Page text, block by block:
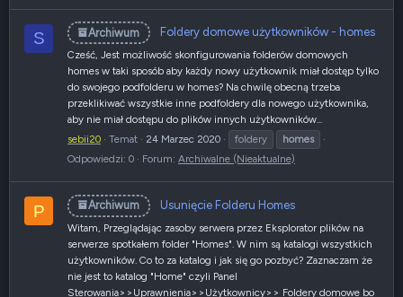
S Archiwum Foldery domowe użytkowników - homes
Cześć, Jest możliwość skonfigurowania folderów domowych
homes w taki sposób aby każdy nowy użytkownik miał dostęp tylko
do swojego podfolderu w homes? Na chwilę obecną trzeba
przeklikiwać wszystkie inne podfoldery dla nowego użytkownika,
aby nie miał dostępu do plików innych użytkowników...
sebii20
Temat 24 Marzec 2020 foldery
homes
Odpowiedzi: 0
Forum: Archiwalne (Nieaktualne)
P Archiwum Usunięcie Folderu Homes
Witam, Przeglądając zasoby serwera przez Eksplorator plików na
serwerze spotkałem folder "Homes". W nim są katalogi wszystkich
użytkowników. Co to za katalog i jak się go pozbyć? Zaznaczam że
nie jest to katalog "Home" czyli Panel
Sterowania>>Uprawnienia>>Użytkownicy>> Foldery domowe bo